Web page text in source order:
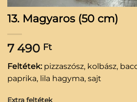
13. Magyaros (50 cm)
7 490 Ft
Feltétek:pizzaszósz, kolbász,
paprika, lila hagyma, sajt
Extra feltétek